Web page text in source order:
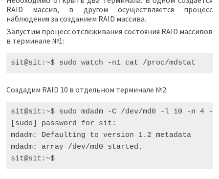
RAID массив, в другом осуществляется процесс
наблюдения за созданием RAID массива.
Запустим процесс отслеживания состояния RAID массивов
в терминале №1:
Создадим RAID 10 в отдельном терминале №2:
sit@sit:~$ sudo mdadm -C /dev/md0 -l 10 -n 4
[sudo] password for sit:
mdadm: Defaulting to version 1.2 metadata
mdadm: array /dev/md0 started.
sit@sit:~$